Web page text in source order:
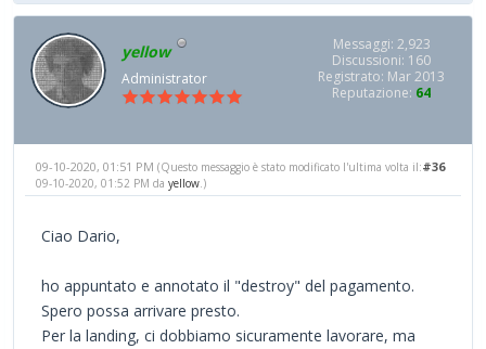
yellow
Administrator
Messaggi: 2,923
Discussioni: 160
Registrato: Mar 2013
Reputazione: 64
#36
09-10-2020, 01:51 PM (Questo messaggio è stato modificato l'ultima volta il:
09-10-2020, 01:52 PM da yellow.)
Ciao Dario,
ho appuntato e annotato il "destroy" del pagamento.
Spero possa arrivare presto.
Per la landing, ci dobbiamo sicuramente lavorare, ma